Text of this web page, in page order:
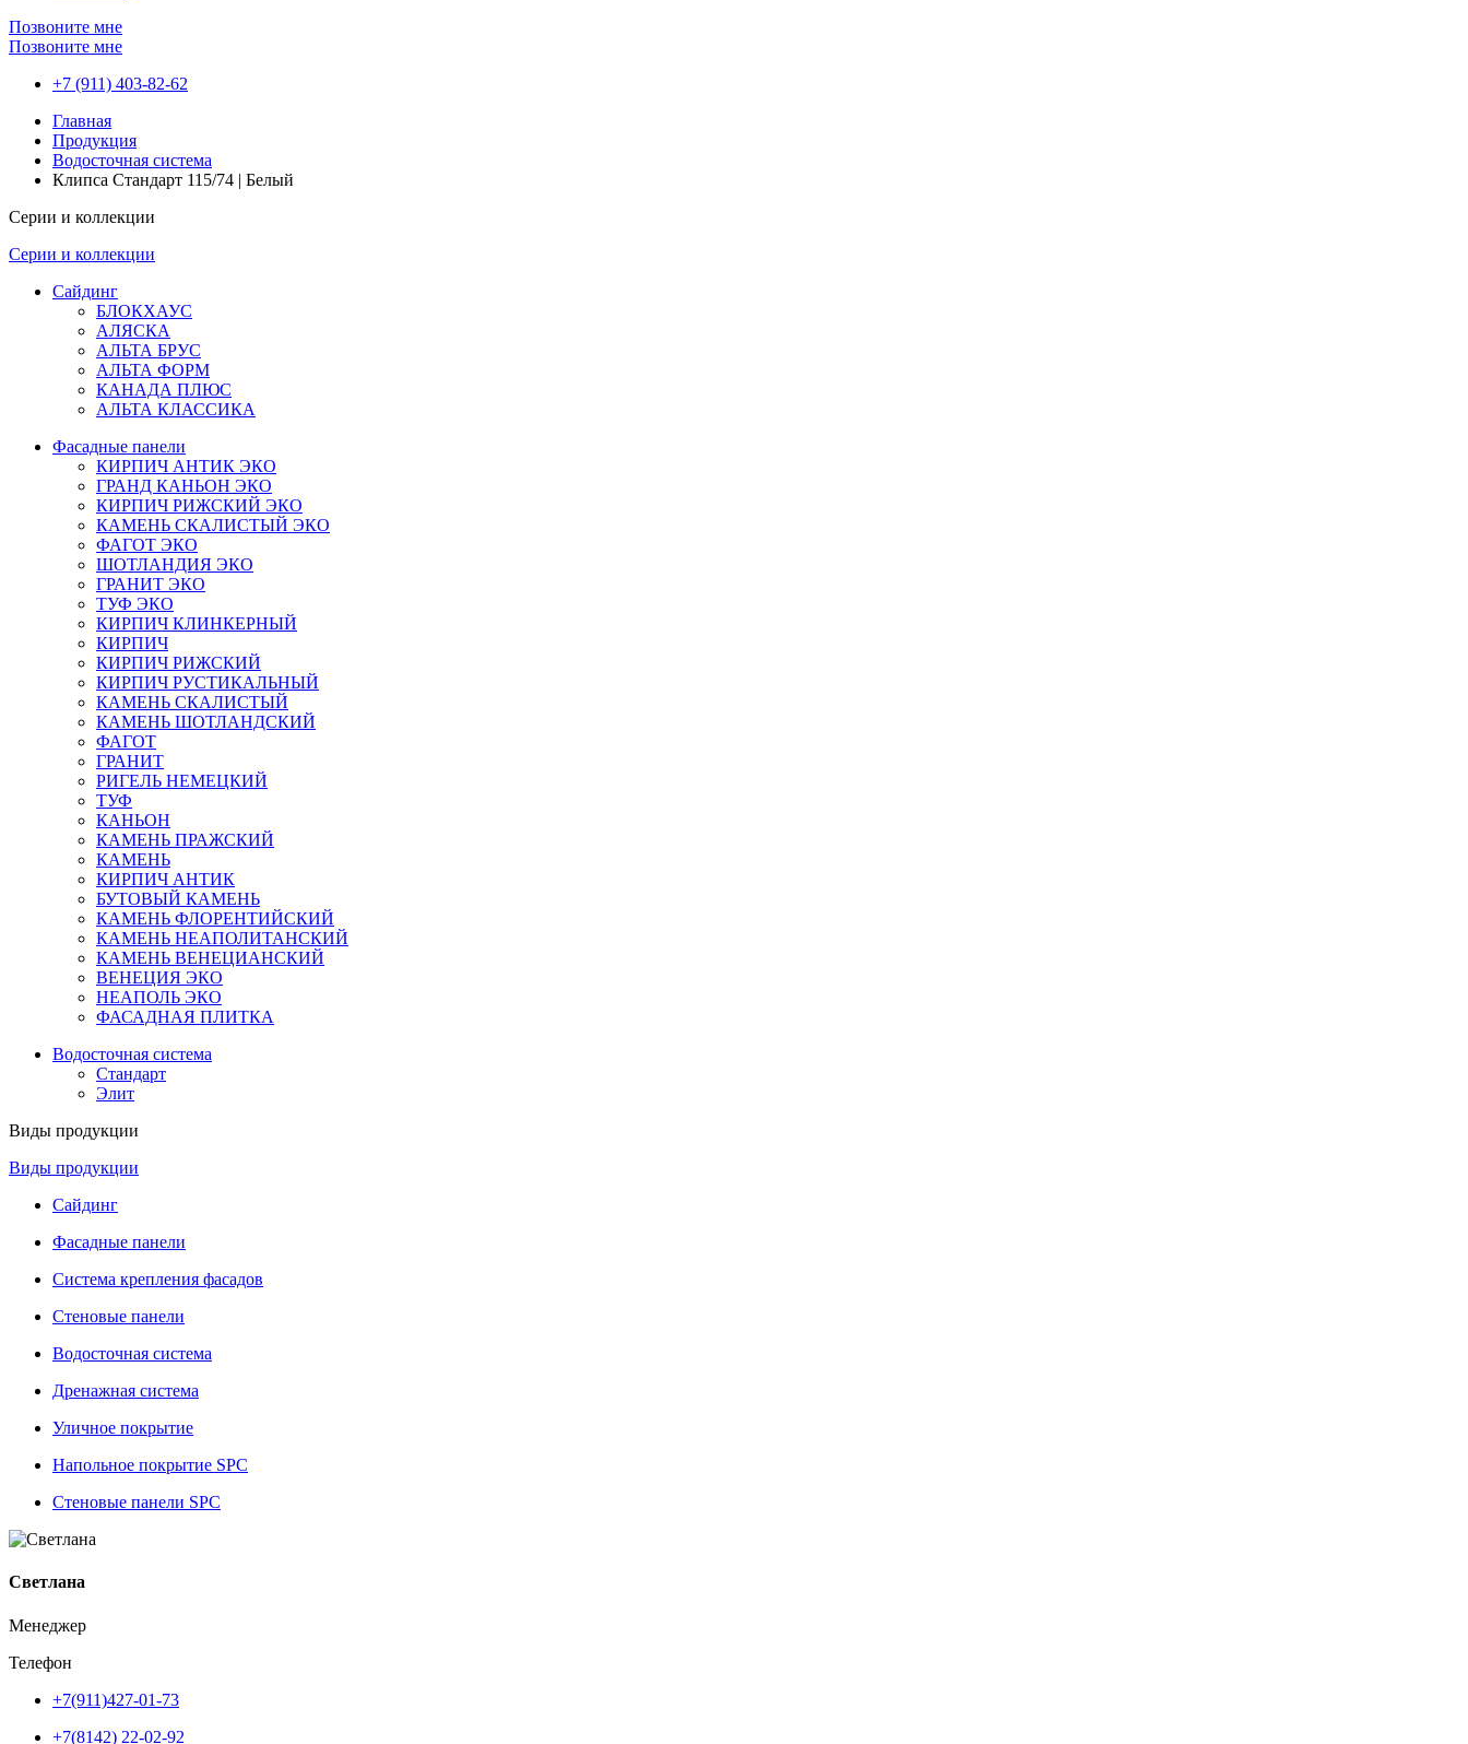
Позвоните мне
Позвоните мне
+7 (911) 403-82-62
Главная
Продукция
Водосточная система
Клипса Стандарт 115/74 | Белый
Серии и коллекции
Серии и коллекции
Сайдинг
БЛОКХАУС
АЛЯСКА
АЛЬТА БРУС
АЛЬТА ФОРМ
КАНАДА ПЛЮС
АЛЬТА КЛАССИКА
Фасадные панели
КИРПИЧ АНТИК ЭКО
ГРАНД КАНЬОН ЭКО
КИРПИЧ РИЖСКИЙ ЭКО
КАМЕНЬ СКАЛИСТЫЙ ЭКО
ФАГОТ ЭКО
ШОТЛАНДИЯ ЭКО
ГРАНИТ ЭКО
ТУФ ЭКО
КИРПИЧ КЛИНКЕРНЫЙ
КИРПИЧ
КИРПИЧ РИЖСКИЙ
КИРПИЧ РУСТИКАЛЬНЫЙ
КАМЕНЬ СКАЛИСТЫЙ
КАМЕНЬ ШОТЛАНДСКИЙ
ФАГОТ
ГРАНИТ
РИГЕЛЬ НЕМЕЦКИЙ
ТУФ
КАНЬОН
КАМЕНЬ ПРАЖСКИЙ
КАМЕНЬ
КИРПИЧ АНТИК
БУТОВЫЙ КАМЕНЬ
КАМЕНЬ ФЛОРЕНТИЙСКИЙ
КАМЕНЬ НЕАПОЛИТАНСКИЙ
КАМЕНЬ ВЕНЕЦИАНСКИЙ
ВЕНЕЦИЯ ЭКО
НЕАПОЛЬ ЭКО
ФАСАДНАЯ ПЛИТКА
Водосточная система
Стандарт
Элит
Виды продукции
Виды продукции
Сайдинг
Фасадные панели
Система крепления фасадов
Стеновые панели
Водосточная система
Дренажная система
Уличное покрытие
Напольное покрытие SPC
Стеновые панели SPC
Светлана
Менеджер
Телефон
+7(911)427-01-73
+7(8142) 22-02-92